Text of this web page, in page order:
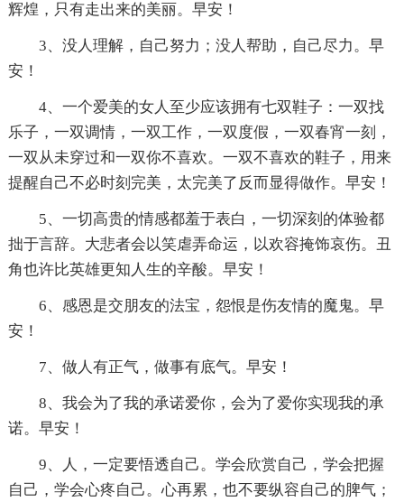
辉煌，只有走出来的美丽。早安！
3、没人理解，自己努力；没人帮助，自己尽力。早
安！
4、一个爱美的女人至少应该拥有七双鞋子：一双找
乐子，一双调情，一双工作，一双度假，一双春宵一刻，
一双从未穿过和一双你不喜欢。一双不喜欢的鞋子，用来
提醒自己不必时刻完美，太完美了反而显得做作。早安！
5、一切高贵的情感都羞于表白，一切深刻的体验都
拙于言辞。大悲者会以笑虐弄命运，以欢容掩饰哀伤。丑
角也许比英雄更知人生的辛酸。早安！
6、感恩是交朋友的法宝，怨恨是伤友情的魔鬼。早
安！
7、做人有正气，做事有底气。早安！
8、我会为了我的承诺爱你，会为了爱你实现我的承
诺。早安！
9、人，一定要悟透自己。学会欣赏自己，学会把握
自己，学会心疼自己。心再累，也不要纵容自己的脾气；